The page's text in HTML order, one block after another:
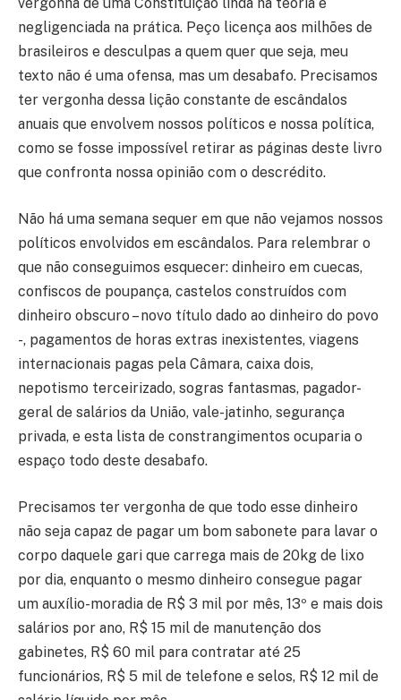
vergonha de uma Constituição linda na teoria e
negligenciada na prática. Peço licença aos milhões de
brasileiros e desculpas a quem quer que seja, meu
texto não é uma ofensa, mas um desabafo. Precisamos
ter vergonha dessa lição constante de escândalos
anuais que envolvem nossos políticos e nossa política,
como se fosse impossível retirar as páginas deste livro
que confronta nossa opinião com o descrédito.
Não há uma semana sequer em que não vejamos nossos
políticos envolvidos em escândalos. Para relembrar o
que não conseguimos esquecer: dinheiro em cuecas,
confiscos de poupança, castelos construídos com
dinheiro obscuro – novo título dado ao dinheiro do povo
-, pagamentos de horas extras inexistentes, viagens
internacionais pagas pela Câmara, caixa dois,
nepotismo terceirizado, sogras fantasmas, pagador-
geral de salários da União, vale-jatinho, segurança
privada, e esta lista de constrangimentos ocuparia o
espaço todo deste desabafo.
Precisamos ter vergonha de que todo esse dinheiro
não seja capaz de pagar um bom sabonete para lavar o
corpo daquele gari que carrega mais de 20kg de lixo
por dia, enquanto o mesmo dinheiro consegue pagar
um auxílio-moradia de R$ 3 mil por mês, 13º e mais dois
salários por ano, R$ 15 mil de manutenção dos
gabinetes, R$ 60 mil para contratar até 25
funcionários, R$ 5 mil de telefone e selos, R$ 12 mil de